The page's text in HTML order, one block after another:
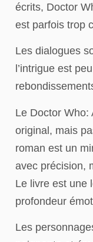
écrits, Doctor
est parfois trop
Les dialogues
l’intrigue est
Le Doctor Who:
original, mais
roman est un
avec précision,
Le livre est une
profondeur
Les